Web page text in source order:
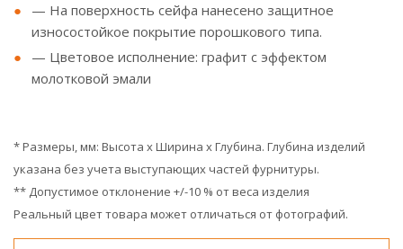
— На поверхность сейфа нанесено защитное
износостойкое покрытие порошкового типа.
— Цветовое исполнение: графит с эффектом
молотковой эмали
* Размеры, мм: Высота x Ширина x Глубина. Глубина изделий
указана без учета выступающих частей фурнитуры.
** Допустимое отклонение +/-10 % от веса изделия
Реальный цвет товара может отличаться от фотографий.